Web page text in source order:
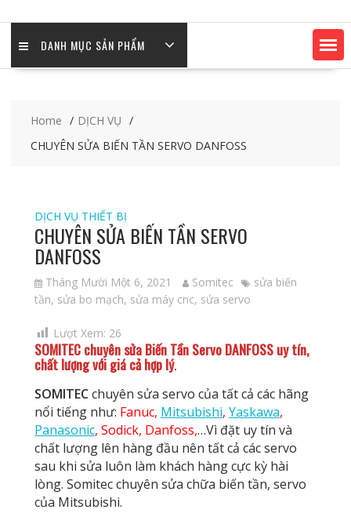
DANH MỤC SẢN PHẨM
Home
DỊCH VỤ
CHUYÊN SỬA BIẾN TẦN SERVO DANFOSS
DỊCH VỤ THIẾT BỊ
CHUYÊN SỬA BIẾN TẦN SERVO
DANFOSS
Tháng Mười Một 6, 2021 Somitec
sửa biến
tần, sửa bo mạch, sửa máy cnc, sửa servo
Lượt Xem: 26
SOMITECchuyên sửa Biến Tần Servo DANFOSS uy tín,
chất lượng với giá cả hợp lý.
SOMITECchuyên sửa servo của tất cả các hãng
nổi tiếng như: Fanuc, Mitsubishi, Yaskawa,
Panasonic, Sodick, Danfoss,…Vì đặt uy tín và
chất lượng lên hàng đầu nên tất cả các servo
sau khi sửa luôn làm khách hàng cực kỳ hài
lòng. Somitec chuyên sửa chữa biến tần, servo
của Mitsubishi.